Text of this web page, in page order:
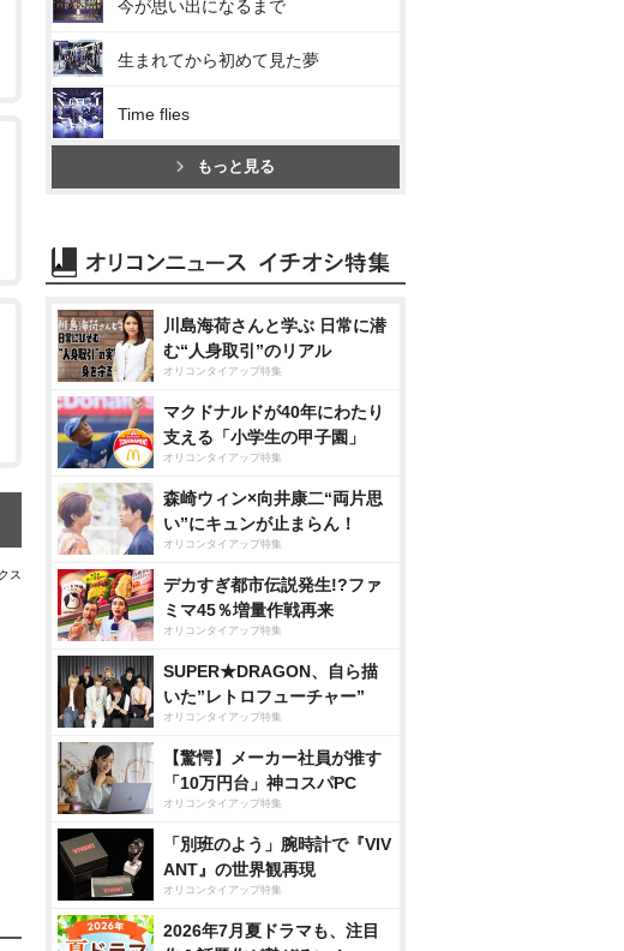
ス
今が思い出になるまで
生まれてから初めて見た夢
Time flies
もっと見る
川島海荷さんと学ぶ 日常に潜
む“人身取引”のリアル
オリコンタイアップ特集
マクドナルドが40年にわたり
支える「小学生の甲子園」
オリコンタイアップ特集
森崎ウィン×向井康二“両片思
い”にキュンが止まらん！
オリコンタイアップ特集
デカすぎ都市伝説発生!?ファ
ミマ45％増量作戦再来
オリコンタイアップ特集
SUPER★DRAGON、自ら描
いた”レトロフューチャー”
オリコンタイアップ特集
【驚愕】メーカー社員が推す
「10万円台」神コスパPC
オリコンタイアップ特集
「別班のよう」腕時計で『VIV
ANT』の世界観再現
オリコンタイアップ特集
2026年7月夏ドラマも、注目